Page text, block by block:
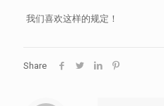
我们喜欢这样的规定！
Share